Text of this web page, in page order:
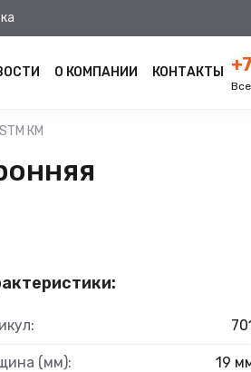
О КОМПАНИИ КОНТАКТЫ
КМ
(мм): 19